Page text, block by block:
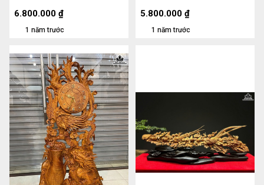
1 năm trước
6.800.000 ₫
1 năm trước
5.800.000 ₫